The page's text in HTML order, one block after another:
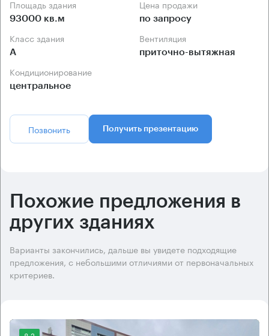
Площадь здания
93000 кв.м
Цена продажи
по запросу
Класс здания
А
Вентиляция
приточно-вытяжная
Кондиционирование
центральное
Позвонить Получить презентацию
Похожие предложения в
других зданиях
Варианты закончились, дальше вы увидете подходящие
предложения, с небольшими отличиями от первоначальных
критериев.